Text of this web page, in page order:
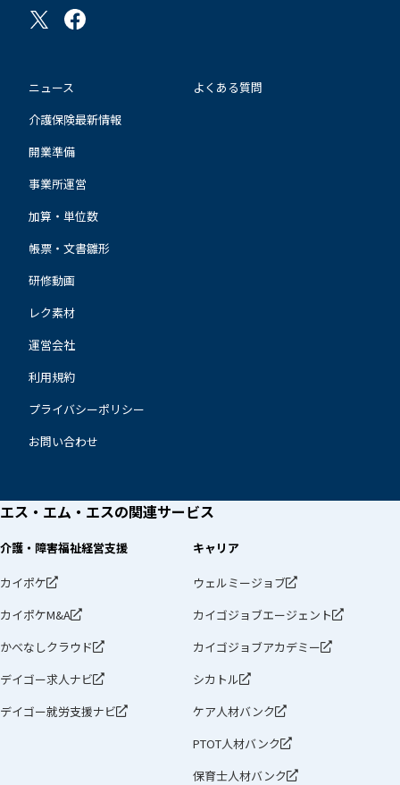
ニュース
介護保険最新情報
開業準備
事業所運営
加算・単位数
帳票・文書雛形
研修動画
レク素材
よくある質問
運営会社
利用規約
プライバシーポリシー
お問い合わせ
エス・エム・エスの関連サービス
介護・障害福祉経営支援
カイポケ
カイポケM&A
かべなしクラウド
デイゴー求人ナビ
デイゴー就労支援ナビ
キャリア
ウェルミージョブ
カイゴジョブエージェント
カイゴジョブアカデミー
シカトル
ケア人材バンク
PTOT人材バンク
保育士人材バンク